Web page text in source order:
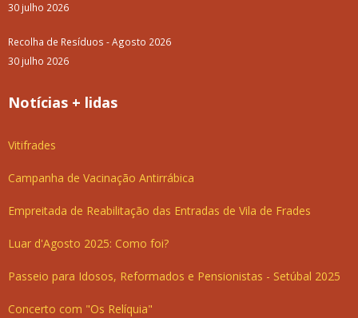
30 julho 2026
Recolha de Resíduos - Agosto 2026
30 julho 2026
Notícias + lidas
Vitifrades
Campanha de Vacinação Antirrábica
Empreitada de Reabilitação das Entradas de Vila de Frades
Luar d'Agosto 2025: Como foi?
Passeio para Idosos, Reformados e Pensionistas - Setúbal 2025
Concerto com "Os Relíquia"